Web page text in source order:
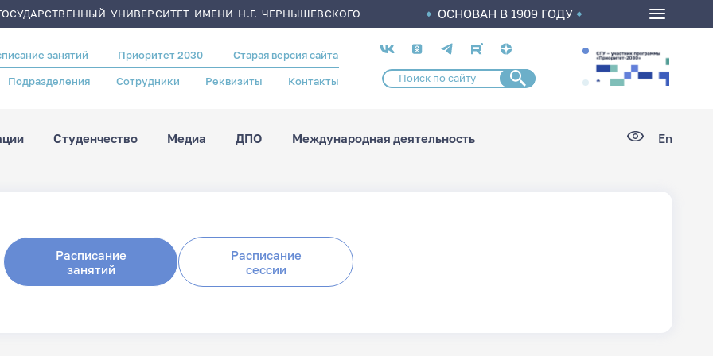
УНИВЕРСИТЕТ ИМЕНИ Н.Г. ЧЕРНЫШЕВСКОГО ОСНОВАН В 1909 ГОДУ
занятий Приоритет 2030 Старая версия сайта
Подразделения Сотрудники Реквизиты Контакты
Социальные
сети
Студенчество Медиа ДПО Международная деятельность En
Расписание
занятий
Расписание
сессии